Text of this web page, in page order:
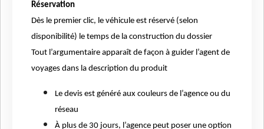
Réservation
Dès le premier clic, le véhicule est réservé (selon
disponibilité) le temps de la construction du dossier
Tout l’argumentaire apparaît de façon à guider l’agent de
voyages dans la description du produit
Le devis est généré aux couleurs de l’agence ou du
réseau
À plus de 30 jours, l’agence peut poser une option